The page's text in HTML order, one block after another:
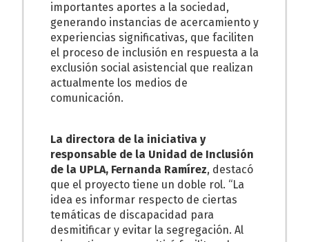
importantes aportes a la sociedad,
generando instancias de acercamiento y
experiencias significativas, que faciliten
el proceso de inclusión en respuesta a la
exclusión social asistencial que realizan
actualmente los medios de
comunicación.
La directora de la iniciativa y
responsable de la Unidad de Inclusión
de la UPLA, Fernanda Ramírez, destacó
que el proyecto tiene un doble rol. “La
idea es informar respecto de ciertas
temáticas de discapacidad para
desmitificar y evitar la segregación. Al